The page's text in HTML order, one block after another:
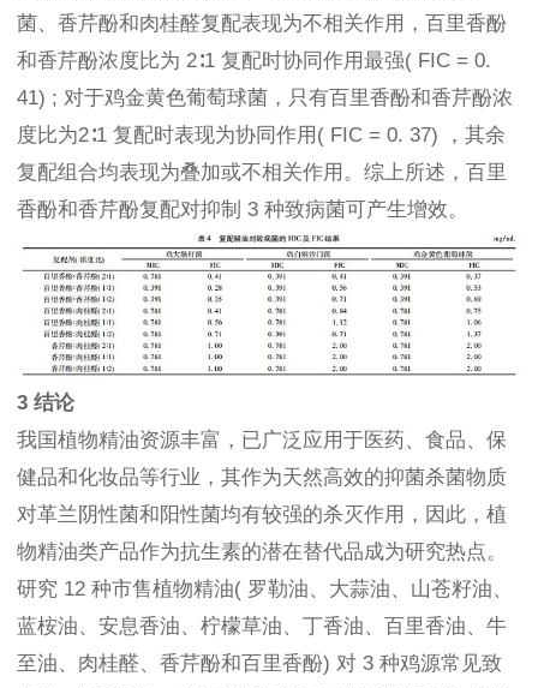
菌、香芹酚和肉桂醛复配表现为不相关作用，百里香酚
和香芹酚浓度比为 2∶1 复配时协同作用最强( FIC = 0.
41) ; 对于鸡金黄色葡萄球菌，只有百里香酚和香芹酚浓
度比为2∶1 复配时表现为协同作用( FIC = 0. 37) ，其余
复配组合均表现为叠加或不相关作用。综上所述，百里
香酚和香芹酚复配对抑制 3 种致病菌可产生增效。
3 结论
我国植物精油资源丰富，已广泛应用于医药、食品、保
健品和化妆品等行业，其作为天然高效的抑菌杀菌物质
对革兰阴性菌和阳性菌均有较强的杀灭作用，因此，植
物精油类产品作为抗生素的潜在替代品成为研究热点。
研究 12 种市售植物精油( 罗勒油、大蒜油、山苍籽油、
蓝桉油、安息香油、柠檬草油、丁香油、百里香油、牛
至油、肉桂醛、香芹酚和百里香酚) 对 3 种鸡源常见致